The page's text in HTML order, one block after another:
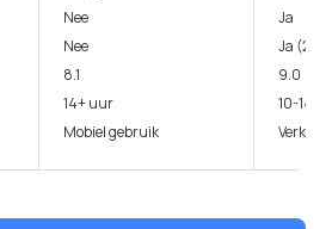
Nee
Nee
8.1
14+ uur
Mobiel gebruik
Ja
Ja
9.0
10-14